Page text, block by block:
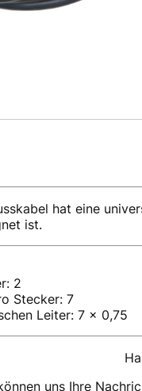
hat eine
ist.
2
Stecker: 7
Leiter: 7 x 0,75
uns Ihre